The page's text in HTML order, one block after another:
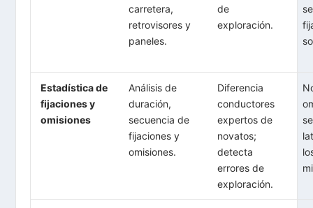
carretera,
retrovisores y
paneles.
de
exploración.
Estadística de
fijaciones y
omisiones
Análisis de
duración,
secuencia de
fijaciones y
omisiones.
Diferencia
conductores
expertos de
novatos;
detecta
errores de
exploración.